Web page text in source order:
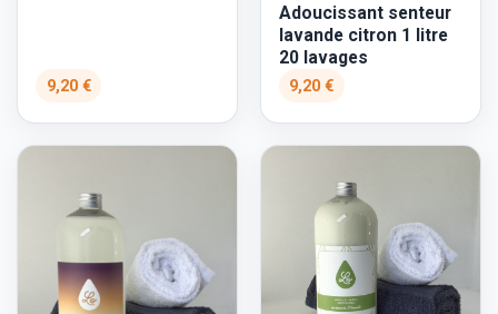
9,20 €
Adoucissant senteur
lavande citron 1 litre
20 lavages
9,20 €